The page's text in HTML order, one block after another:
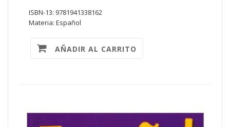
ISBN-13: 9781941338162
Materia: Español
AÑADIR AL CARRITO